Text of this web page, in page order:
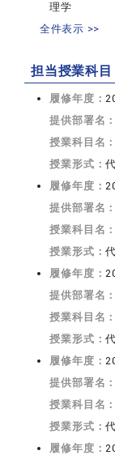
理学
全件表示 >>
担当授業科目
履修年度：
提供部署名
授業科目名：
授業形式：
履修年度：
提供部署名
授業科目名：
授業形式：
履修年度：
提供部署名
授業科目名
授業形式：
履修年度：
提供部署名
授業科目名
授業形式：
履修年度：